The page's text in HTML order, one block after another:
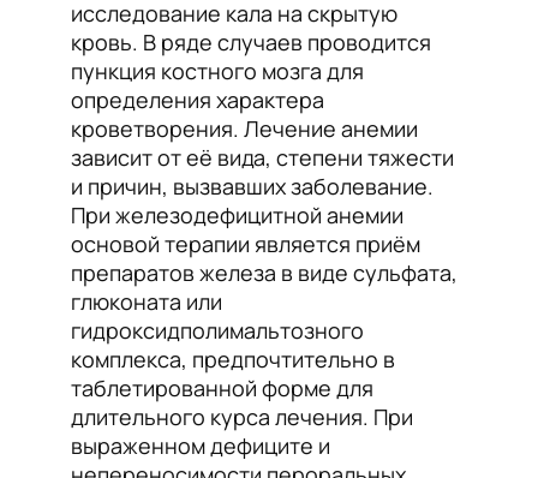
исследование кала на скрытую
кровь. В ряде случаев проводится
пункция костного мозга для
определения характера
кроветворения. Лечение анемии
зависит от её вида, степени тяжести
и причин, вызвавших заболевание.
При железодефицитной анемии
основой терапии является приём
препаратов железа в виде сульфата,
глюконата или
гидроксидполимальтозного
комплекса, предпочтительно в
таблетированной форме для
длительного курса лечения. При
выраженном дефиците и